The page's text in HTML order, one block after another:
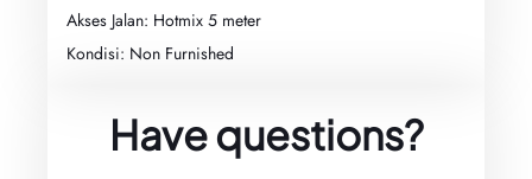
Akses Jalan: Hotmix 5 meter
Kondisi: Non Furnished
Have questions?